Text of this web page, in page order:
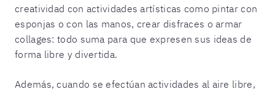
creatividad con actividades artísticas como pintar con
esponjas o con las manos, crear disfraces o armar
collages: todo suma para que expresen sus ideas de
forma libre y divertida.
Además, cuando se efectúan actividades al aire libre,